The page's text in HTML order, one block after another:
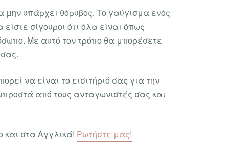
μην υπάρχει θόρυβος. Το γαύγισμα ενός
σίγουροι ότι όλα είναι όπως
Με αυτό τον τρόπο θα μπορέσετε
να είναι το εισιτήριό σας για την
από τους ανταγωνιστές σας και
και στα Αγγλικά! Ρωτήστε μας!